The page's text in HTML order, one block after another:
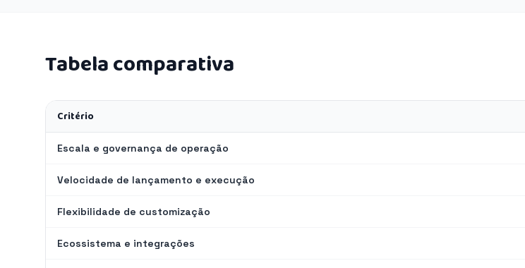
Tabela comparativa
Critério
Escala e governança de operação
Velocidade de lançamento e execução
Flexibilidade de customização
Ecossistema e integrações